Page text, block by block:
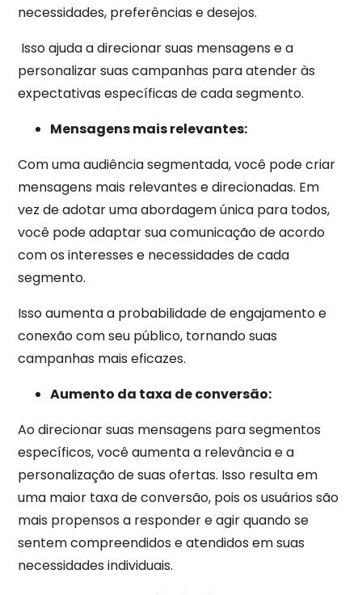
necessidades, preferências e desejos.
Isso ajuda a direcionar suas mensagens e a
personalizar suas campanhas para atender às
expectativas específicas de cada segmento.
Mensagens mais relevantes:
Com uma audiência segmentada, você pode criar
mensagens mais relevantes e direcionadas. Em
vez de adotar uma abordagem única para todos,
você pode adaptar sua comunicação de acordo
com os interesses e necessidades de cada
segmento.
Isso aumenta a probabilidade de engajamento e
conexão com seu público, tornando suas
campanhas mais eficazes.
Aumento da taxa de conversão:
Ao direcionar suas mensagens para segmentos
específicos, você aumenta a relevância e a
personalização de suas ofertas. Isso resulta em
uma maior taxa de conversão, pois os usuários são
mais propensos a responder e agir quando se
sentem compreendidos e atendidos em suas
necessidades individuais.